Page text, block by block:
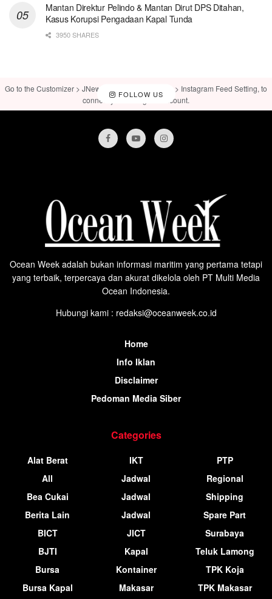
Mantan Direktur Pelindo & Mantan Dirut DPS Ditahan,
Kasus Korupsi Pengadaan Kapal Tunda
3950 SHARES
FOLLOW US
Go to the Customizer > JNews : Social, Like & View > Instagram Feed Setting, to
connect your Instagram account.
Ocean Week adalah bukan informasi maritim yang pertama tetapi
yang terbaik, terpercaya dan akurat dikelola oleh PT Multi Media
Ocean Indonesia.
Hubungi kami : redaksi@oceanweek.co.id
Home
Info Iklan
Disclaimer
Pedoman Media Siber
Categories
Alat Berat
All
Bea Cukai
Berita Lain
BICT
BJTI
Bursa
Bursa Kapal
IKT
Jadwal
Jadwal
Jadwal
JICT
Kapal
Kontainer
Makasar
PTP
Regional
Shipping
Spare Part
Surabaya
Teluk Lamong
TPK Koja
TPK Makasar